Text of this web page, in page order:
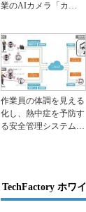
業のAIカメラ「カオ
作業員の体調を見える
化し、熱中症を予防す
る安全管理システム
TechFactory ホワ